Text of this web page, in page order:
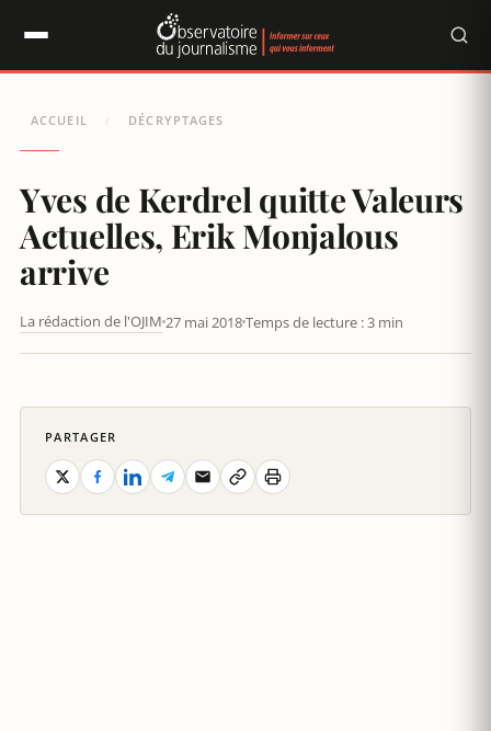
ACCUEIL / DÉCRYPTAGES
Yves de Kerdrel quitte Valeurs
Actuelles, Erik Monjalous
arrive
La rédaction de l'OJIM 27 mai 2018Temps de lecture : 3 min
PARTAGER
Panneau de gestion des cookies